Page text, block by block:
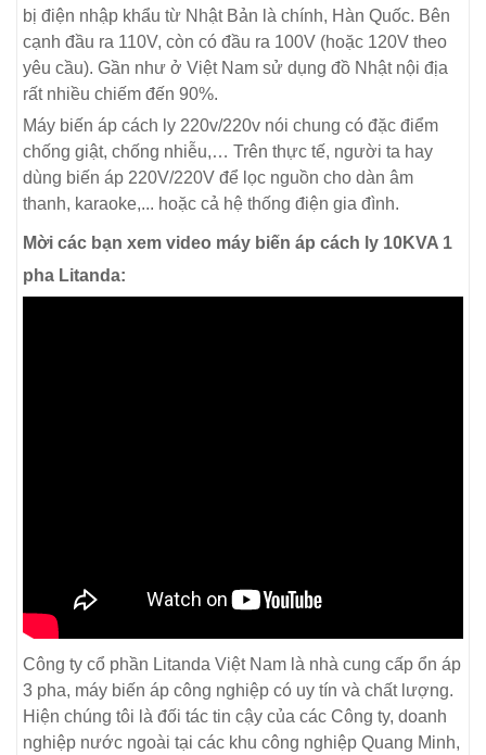
bị điện nhập khẩu từ Nhật Bản là chính, Hàn Quốc. Bên
cạnh đầu ra 110V, còn có đầu ra 100V (hoặc 120V theo
yêu cầu). Gần như ở Việt Nam sử dụng đồ Nhật nội địa
rất nhiều chiếm đến 90%.
Máy biến áp cách ly 220v/220v nói chung có đặc điểm
chống giật, chống nhiễu,… Trên thực tế, người ta hay
dùng biến áp 220V/220V để lọc nguồn cho dàn âm
thanh, karaoke,... hoặc cả hệ thống điện gia đình.
Mời các bạn xem video máy biến áp cách ly 10KVA 1
pha Litanda:
Công ty cổ phần Litanda Việt Nam là nhà cung cấp ổn áp
3 pha, máy biến áp công nghiệp có uy tín và chất lượng.
Hiện chúng tôi là đối tác tin cậy của các Công ty, doanh
nghiệp nước ngoài tại các khu công nghiệp Quang Minh,